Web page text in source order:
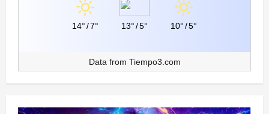
14°/7° 13°/5° 10°/5°
Data from Tiempo3.com